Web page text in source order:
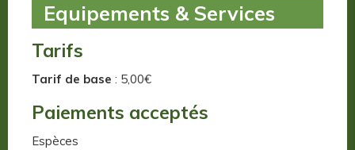
Equipements & Services
Tarifs
Tarif de base : 5,00€
Paiements acceptés
Espèces